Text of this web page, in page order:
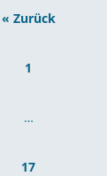
« Zurück
1
…
17